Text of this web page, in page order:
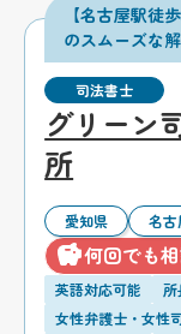
【名古屋駅徒
のスムーズな
司法書士
グリーン
所
愛知県 名古
何回でも
英語対応可能 所
女性弁護士・女性